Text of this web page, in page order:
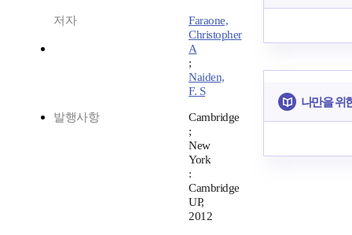
저자
Faraone,
Christopher
A
;
Naiden,
F. S
발행사항
Cambridge
;
New
York
:
Cambridge
UP,
2012
나만을 위